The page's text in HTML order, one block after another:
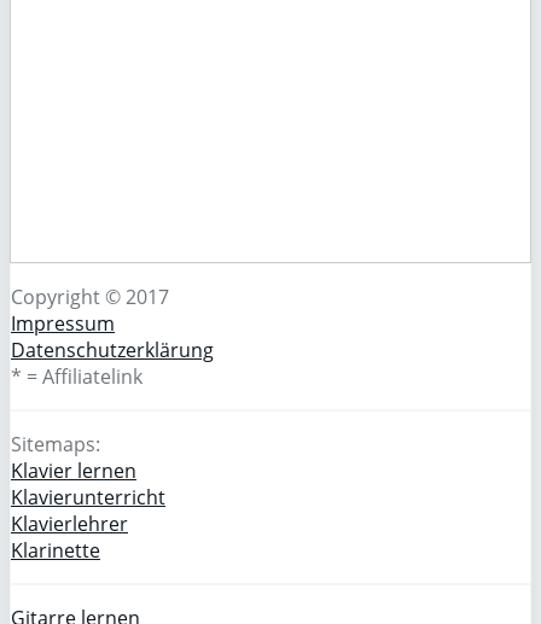
Copyright © 2017
Impressum
Datenschutzerklärung
* = Affiliatelink
Sitemaps:
Klavier lernen
Klavierunterricht
Klavierlehrer
Klarinette
Gitarre lernen